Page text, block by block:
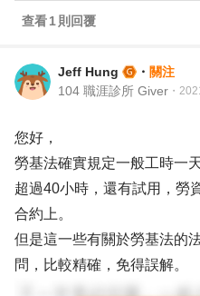
查看1 則回覆
Jeff Hung ・ 關注
104 職涯診所 Giver ・
您好，
勞基法確實規定一般工時一
超過40小時，還有試用，勞
合約上。
但是這一些有關於勞基法的
問，比較精確，免得誤解。